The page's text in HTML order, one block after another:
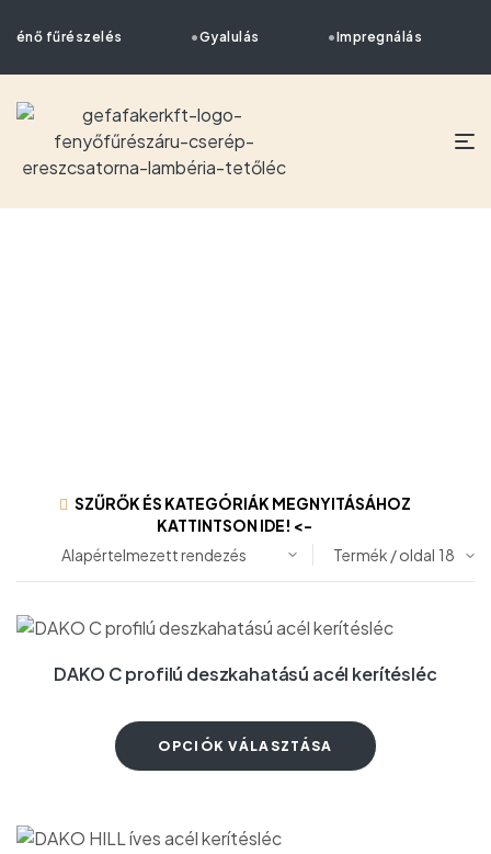
fűrészelés Gyalulás Impregnálás
SZŰRŐK ÉS KATEGÓRIÁK MEGNYITÁSÁHOZ
KATTINTSON IDE! <-
Termék / oldal
DAKO C profilú deszkahatású acél kerítésléc
OPCIÓK VÁLASZTÁSA